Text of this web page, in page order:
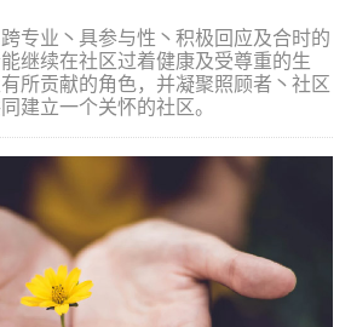
专业丶具参与性丶积极回应及合时的
继续在社区过着健康及受尊重的生
所贡献的角色，并凝聚照顾者丶社区
建立一个关怀的社区。